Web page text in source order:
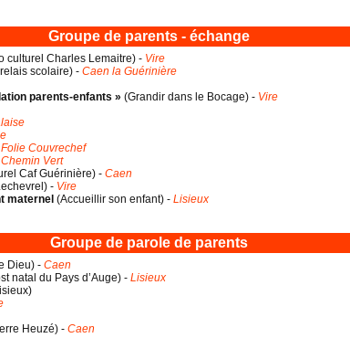
Groupe de parents - échange
culturel Charles Lemaitre) - Vire
scolaire) - Caen la Guérinière
parents-enfants » (Grandir dans le Bocage) - Vire
Couvrechef
Vert
Caf Guérinière) - Caen
) - Vire
maternel (Accueillir son enfant) - Lisieux
Groupe de parole de parents
Dieu) - Caen
natal du Pays d’Auge) - Lisieux
)
Heuzé) - Caen